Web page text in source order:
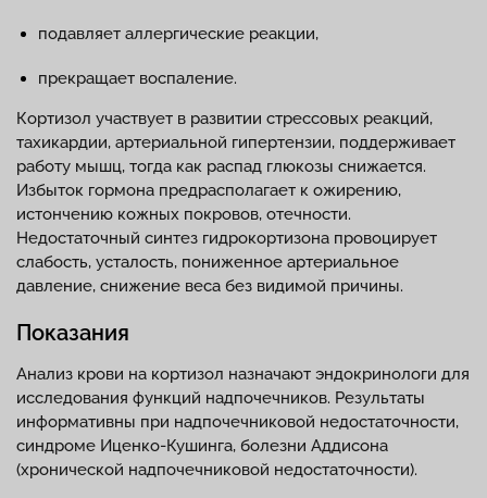
подавляет аллергические реакции,
прекращает воспаление.
Кортизол участвует в развитии стрессовых реакций,
тахикардии, артериальной гипертензии, поддерживает
работу мышц, тогда как распад глюкозы снижается.
Избыток гормона предрасполагает к ожирению,
истончению кожных покровов, отечности.
Недостаточный синтез гидрокортизона провоцирует
слабость, усталость, пониженное артериальное
давление, снижение веса без видимой причины.
Показания
Анализ крови на кортизол назначают эндокринологи для
исследования функций надпочечников. Результаты
информативны при надпочечниковой недостаточности,
синдроме Иценко-Кушинга, болезни Аддисона
(хронической надпочечниковой недостаточности).